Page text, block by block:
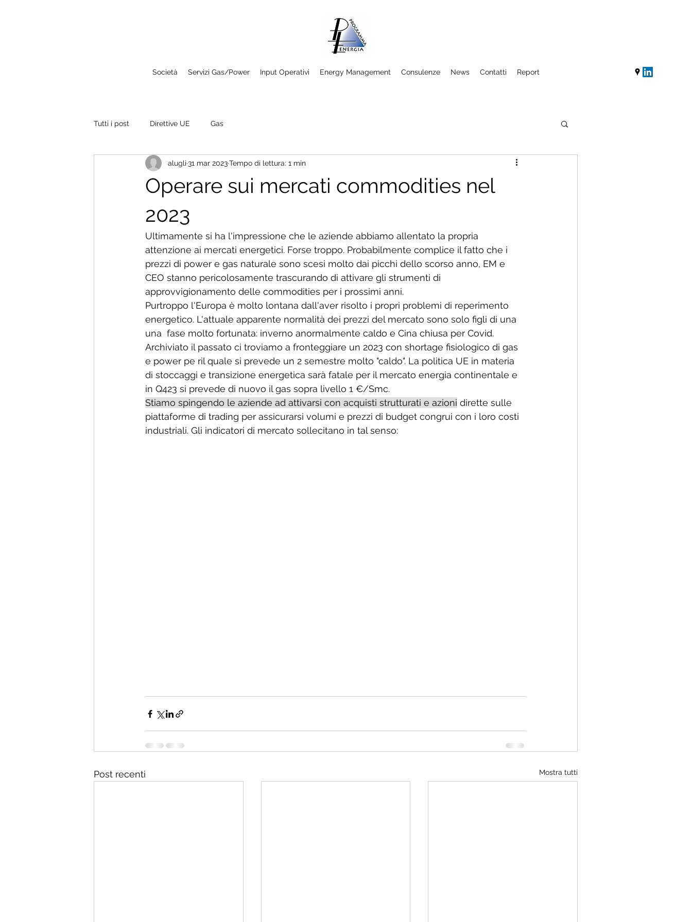
Società Servizi Gas/Power Input Operativi Energy Management Consulenze News Contatti Report
Tutti i post Direttive UE Gas
Operare sui mercati commodities nel
2023
alugli 31 mar 2023Tempo di lettura: 1 min
Ultimamente si ha l'impressione che le aziende abbiamo allentato la propria
attenzione ai mercati energetici. Forse troppo. Probabilmente complice il fatto che i
prezzi di power e gas naturale sono scesi molto dai picchi dello scorso anno, EM e
CEO stanno pericolosamente trascurando di attivare gli strumenti di
approvvigionamento delle commodities per i prossimi anni.
Purtroppo l'Europa è molto lontana dall'aver risolto i propri problemi di reperimento
energetico. L'attuale apparente normalità dei prezzi del mercato sono solo figli di una
una  fase molto fortunata: inverno anormalmente caldo e Cina chiusa per Covid.
Archiviato il passato ci troviamo a fronteggiare un 2023 con shortage fisiologico di gas
e power pe ril quale si prevede un 2 semestre molto "caldo". La politica UE in materia
di stoccaggi e transizione energetica sarà fatale per il mercato energia continentale e
in Q423 si prevede di nuovo il gas sopra livello 1 €/Smc.
Stiamo spingendo le aziende ad attivarsi con acquisti strutturati e azioni dirette sulle
piattaforme di trading per assicurarsi volumi e prezzi di budget congrui con i loro costi
industriali. Gli indicatori di mercato sollecitano in tal senso:
Post recenti Mostra tutti